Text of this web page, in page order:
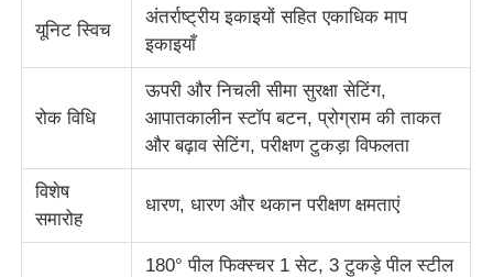
निर्माण सामग्री परीक्षण उपकरण
पैकेजिंग परीक्षण उपकरण
चिपकने वाला परीक्षण उपकरण
कपड़ा परीक्षण मशीन
यूनिट स्विच
अंतर्राष्ट्रीय इकाइयों सहित एकाधिक माप
इकाइयाँ
रोक विधि
ऊपरी और निचली सीमा सुरक्षा सेटिंग,
आपातकालीन स्टॉप बटन, प्रोग्राम की ताकत
और बढ़ाव सेटिंग, परीक्षण टुकड़ा विफलता
विशेष
समारोह
धारण, धारण और थकान परीक्षण क्षमताएं
180° पील फिक्स्चर 1 सेट, 3 टुकड़े पील स्टील